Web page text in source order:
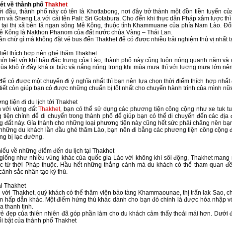
về thành phố Thakhet
đầu, thành phố này có tên là Khottabong, nơi đây trở thành một đồn tiền tuyến
và Sheng La với cái tên Pali: Sri Gotabura. Cho đến khi thực dân Pháp xâm lược
tại thị xã bên tả ngạn sông Mê Kông, thuộc tỉnh Khammuane của phía Nam Lào.
Kông là Nakhon Phanom của đất nước chùa Vàng – Thái Lan.
chừ gì mà không đặt vé bus đến Thakhet để có được nhiều trải nghiệm thú vị nhất
thích hợp nên ghé thăm Thakhet
tiết với khí hậu đặc trưng của Lào, thành phố này cũng luôn nóng quanh năm
khô ở đây khá oi bức và nắng nóng trong khi mùa mưa thì với lượng mưa lớn
có được một chuyến đi ý nghĩa nhất thì bạn nên lựa chọn thời điểm thích hợp
còn giúp bạn có được những chuẩn bị tốt nhất cho chuyến hành trình của mình
tiện đi du lịch tới Thakhet
với vùng đấtThakhet, bạn có thể sử dụng các phương tiện công cộng như xe tuk
tiện chính để di chuyển trong thành phố để giúp bạn có thể di chuyển đến các địa
đất này. Gía thành cho những loại phương tiện này cũng hết sức phải chăng nên
du khách lần đầu ghé thăm Lào, bạn nên đi bằng các phương tiện công cộng
bị lạc đường.
về những điểm đến du lịch tại Thakhet
như nhiều vùng khác của quốc gia Lào với không khí sôi động, Thakhet
từ thời Pháp thuộc. Hầu hết những thắng cảnh mà du khách có thể tham quan
sắc nhân tạo kỳ thú.
Thakhet
với Thakhet, quý khách có thể thăm viện bảo tàng Khammaounae, thị trấn lak Sao,
hấp dẫn khác. Một điểm hứng thú khác dành cho bạn đó chính là được hòa nhập
thanh tịnh.
đẹp của thiên nhiên đã góp phần làm cho du khách cảm thấy thoải mái hơn. Dưới
bật của thành phố Thakhet